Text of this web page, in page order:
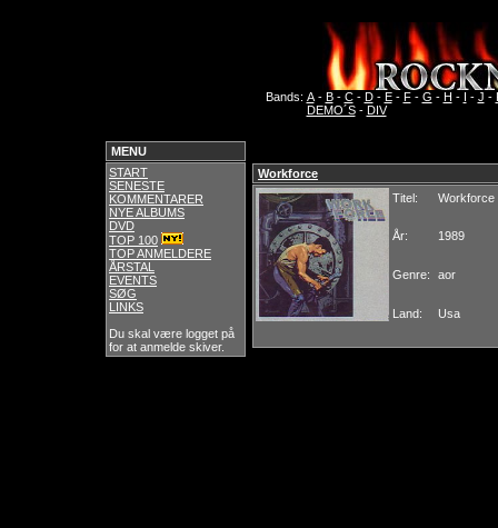
Bands: A- B- C- D- E- F- G - H - I - J -
DEMO´S- DIV
MENU
START
SENESTE
KOMMENTARER
NYE ALBUMS
DVD
TOP 100
TOP ANMELDERE
ÅRSTAL
EVENTS
SØG
LINKS
Du skal være logget på
for at anmelde skiver.
Workforce
Titel:
Workforce
År: 1989
Genre: aor
Land: Usa